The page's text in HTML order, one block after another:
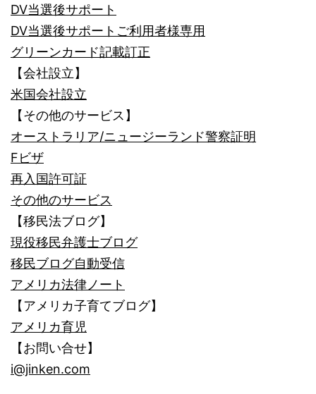
DV当選後サポート
DV当選後サポートご利用者様専用
グリーンカード記載訂正
【会社設立】
米国会社設立
【その他のサービス】
オーストラリア/ニュージーランド警察証明
Fビザ
再入国許可証
その他のサービス
【移民法ブログ】
現役移民弁護士ブログ
移民ブログ自動受信
アメリカ法律ノート
【アメリカ子育てブログ】
アメリカ育児
【お問い合せ】
i@jinken.com